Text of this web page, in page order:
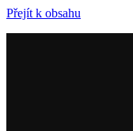
Přejít k obsahu